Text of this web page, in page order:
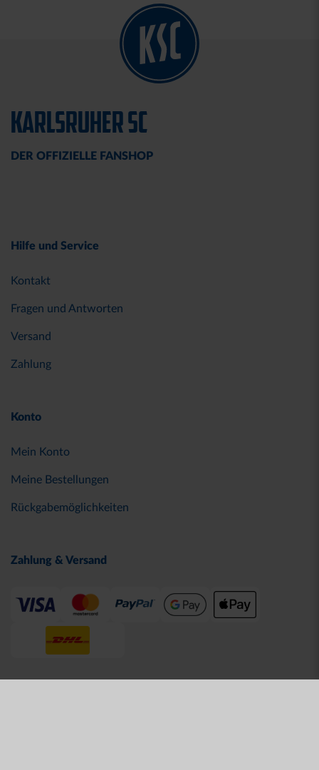
KARLSRUHER SC
DER OFFIZIELLE FANSHOP
Hilfe und Service
Kontakt
Fragen und Antworten
Versand
Zahlung
Konto
Mein Konto
Meine Bestellungen
Rückgabemöglichkeiten
Zahlung & Versand